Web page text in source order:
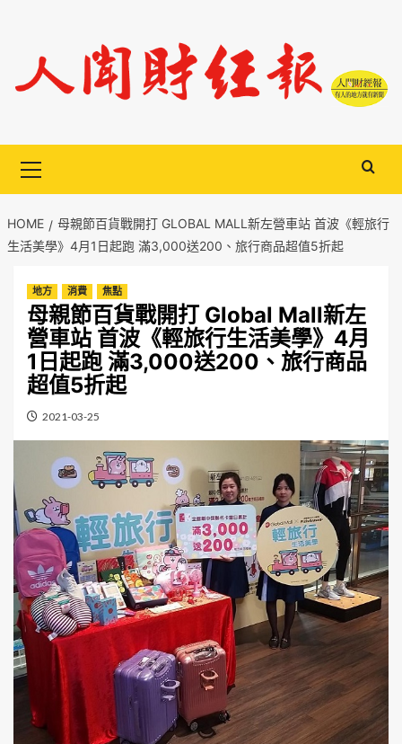
content
Menu
HOME
母親節百貨戰開打 GLOBAL MALL新左營車站 首波《輕旅行
生活美學》4月1日起跑 滿3,000送200、旅行商品超值5折起
地方 消費 焦點
母親節百貨戰開打 Global Mall新左
營車站 首波《輕旅行生活美學》4月
1日起跑 滿3,000送200、旅行商品
超值5折起
2021-03-25